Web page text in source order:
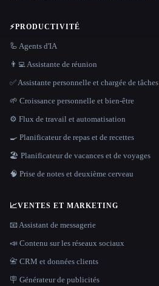
⚡PRODUCTIVITÉ
🦾 Agents d'IA
👨‍💻 Assistante de réunion
✅ Assistante personnelle et chargée de tâches
🌱 Croissance personnelle et bien-être
⚙️ Flux de travail et automatisation
🍳 Planificateur de repas et de recettes
🏖 Planificateur de vacances et de voyages
🧠 Prise de notes et deuxième cerveau
📈VENTES ET MARKETING
📧 Assistant de messagerie
📣 Contenu sur les réseaux sociaux
📇 CRM et données clients
🪧 Générateur de publicités